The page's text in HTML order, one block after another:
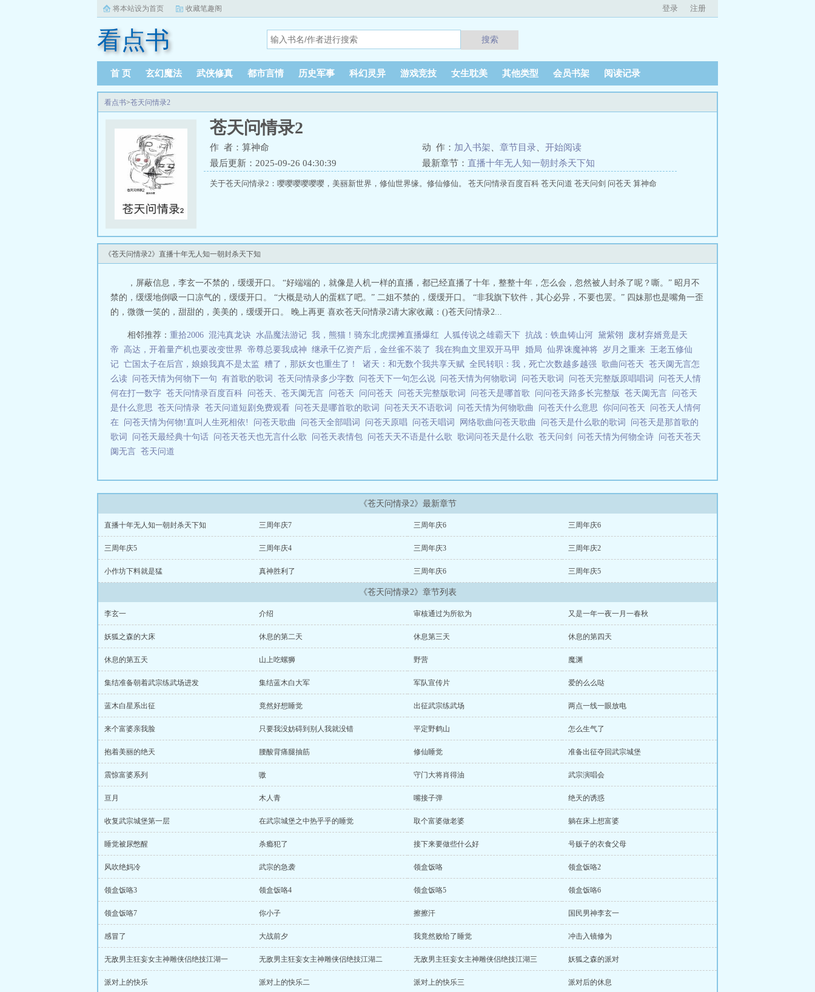
将本站设为首页 收藏笔趣阁 登录 注册
看点书 搜索
首 页 玄幻魔法 武侠修真 都市言情 历史军事 科幻灵异 游戏竞技 女生耽美 其他类型 会员书架 阅读记录
看点书>苍天问情录2
苍天问情录2
作 者：算神命 动 作： 加入书架 章节目录
开始阅读
最后更新：2025-09-26 04:30:39
最新章节： 直播十年无人知一朝封杀天下知
关于苍天问情录2：嘤嘤嘤嘤嘤嘤，美丽新世界，修仙世界缘。修仙修仙。 苍天问情录百度百科 苍天问道 苍天问剑 问苍天 算神命
《苍天问情录2》直播十年无人知一朝封杀天下知
，屏蔽信息，李玄一不禁的，缓缓开口。 “好端端的，就像是人机一样的直播，都已经直播了十年，整整十年，怎么会，忽然被人封杀了呢？嘶。” 昭月不
禁的，缓缓地倒吸一口凉气的，缓缓开口。 “大概是动人的蛋糕了吧。” 二姐不禁的，缓缓开口。 “非我旗下软件，其心必异，不要也罢。” 四妹那也是嘴角一歪
的，微微一笑的，甜甜的，美美的，缓缓开口。 晚上再更 喜欢苍天问情录2请大家收藏：()苍天问情录2...
相邻推荐： 重拾2006 混沌真龙诀 水晶魔法游记 我，熊猫！骑东北虎摆摊直播爆红 人狐传说之雄霸天下 抗战：铁血铸山河 黛紫翎
废材弃婿竟是天
帝
高达，开着量产机也要改变世界 帝尊总要我成神 继承千亿资产后，金丝雀不装了 我在狗血文里双开马甲 婚局 仙界诛魔神将 岁月之重来 王老五修仙
记 亡国太子在后宫，娘娘我真不是太监 糟了，那妖女也重生了！ 诸天：和无数个我共享天赋 全民转职：我，死亡次数越多越强 歌曲问苍天 苍天阒无言怎
么读 问苍天情为何物下一句 有首歌的歌词 苍天问情录多少字数 问苍天下一句怎么说 问苍天情为何物歌词 问苍天歌词 问苍天完整版原唱唱词 问苍天人情
何在打一数字 苍天问情录百度百科 问苍天、苍天阒无言 问苍天 问问苍天 问苍天完整版歌词 问苍天是哪首歌 问问苍天路多长完整版 苍天阒无言 问苍天
是什么意思 苍天问情录 苍天问道短剧免费观看 问苍天是哪首歌的歌词 问苍天天不语歌词 问苍天情为何物歌曲 问苍天什么意思 你问问苍天 问苍天人情何
在 问苍天情为何物!直叫人生死相依! 问苍天歌曲 问苍天全部唱词 问苍天原唱 问苍天唱词 网络歌曲问苍天歌曲 问苍天是什么歌的歌词 问苍天是那首歌的
歌词 问苍天最经典十句话 问苍天苍天也无言什么歌 问苍天表情包 问苍天天不语是什么歌 歌词问苍天是什么歌 苍天问剑 问苍天情为何物全诗 问苍天苍天
阒无言 苍天问道
《苍天问情录2》最新章节
直播十年无人知一朝封杀天下知 三周年庆7 三周年庆6 三周年庆6
三周年庆5 三周年庆4 三周年庆3 三周年庆2
小作坊下料就是猛 真神胜利了 三周年庆6 三周年庆5
《苍天问情录2》章节列表
李玄一 介绍 审核通过为所欲为 又是一年一夜一月一春秋
妖狐之森的大床 休息的第二天 休息第三天 休息的第四天
休息的第五天 山上吃螺狮 野营 魔渊
集结准备朝着武宗练武场进发 集结蓝木白大军 军队宣传片 爱的么么哒
蓝木白星系出征 竟然好想睡觉 出征武宗练武场 两点一线一眼放电
来个富婆亲我脸 只要我没妨碍到别人我就没错 平定野鹤山 怎么生气了
抱着美丽的绝天 腰酸背痛腿抽筋 修仙睡觉 准备出征夺回武宗城堡
震惊富婆系列 嗷 守门大将肖得油 武宗演唱会
亘月 木人青 嘴接子弹 绝天的诱惑
收复武宗城堡第一层 在武宗城堡之中热乎乎的睡觉 取个富婆做老婆 躺在床上想富婆
睡觉被尿憋醒 杀瘾犯了 接下来要做些什么好 号贩子的衣食父母
风吹绝妈冷 武宗的急袭 领盒饭咯 领盒饭咯2
领盒饭咯3 领盒饭咯4 领盒饭咯5 领盒饭咯6
领盒饭咯7 你小子 擦擦汗 国民男神李玄一
感冒了 大战前夕 我竟然败给了睡觉 冲击入镜修为
无敌男主狂妄女主神雕侠侣绝技江湖一 无敌男主狂妄女主神雕侠侣绝技江湖二 无敌男主狂妄女主神雕侠侣绝技江湖三 妖狐之森的派对
派对上的快乐 派对上的快乐二 派对上的快乐三 派对后的休息